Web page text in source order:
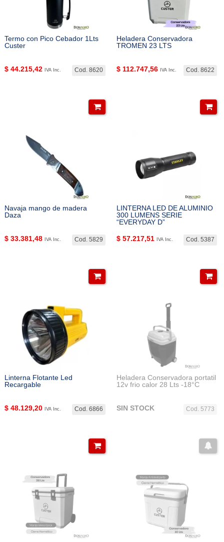
Termo con Pico Cebador 1Lts
Custer
Cod. 8620
$ 44.215,42 IVA Inc.
Heladera Conservadora
TROMEN 23 LTS
Cod. 8622
$ 112.747,56 IVA Inc.
Navaja mango de madera
Daza
Cod. 5829
$ 33.381,48 IVA Inc.
LINTERNA LED DE ALUMINIO
300 LUMENS SERIE
“EVERYDAY D”
Cod. 5387
$ 57.217,51 IVA Inc.
Linterna Flotante Led
Recargable
Cod. 6866
$ 48.129,20 IVA Inc.
Heladera Conservadora portatil
12v frio calor 28 Lts -18°C
Cod. 5773
SIN STOCK